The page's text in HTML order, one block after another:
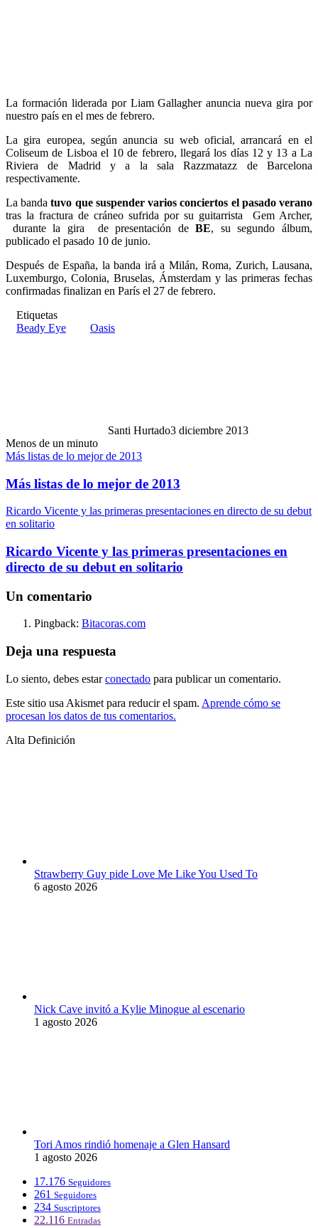
La formación liderada por Liam Gallagher anuncia nueva gira por
nuestro país en el mes de febrero.
La gira europea, según anuncia su web oficial, arrancará en el
Coliseum de Lisboa el 10 de febrero, llegará los días 12 y 13 a La
Riviera de Madrid y a la sala Razzmatazz de Barcelona
respectivamente.
La bandatuvo que suspender varios conciertos el pasado verano
tras la fractura de cráneo sufrida por su guitarrista Gem Archer,
durante la gira de presentación deBE, su segundo álbum,
publicado el pasado 10 de junio.
Después de España, la banda irá a Milán, Roma, Zurich, Lausana,
Luxemburgo, Colonia, Bruselas, Ámsterdam y las primeras fechas
confirmadas finalizan en París el 27 de febrero.
Etiquetas
Beady Eye
Oasis
Santi Hurtado3 diciembre 2013
Menos de un minuto
Más listas de lo mejor de 2013
Más listas de lo mejor de 2013
Ricardo Vicente y las primeras presentaciones en directo de su debut
en solitario
Ricardo Vicente y las primeras presentaciones en
directo de su debut en solitario
Un comentario
Pingback: Bitacoras.com
Deja una respuesta
Lo siento, debes estarconectado para publicar un comentario.
Este sitio usa Akismet para reducir el spam. Aprende cómo se
procesan los datos de tus comentarios.
Alta Definición
Strawberry Guy pide Love Me Like You Used To
6 agosto 2026
Nick Cave invitó a Kylie Minogue al escenario
1 agosto 2026
Tori Amos rindió homenaje a Glen Hansard
1 agosto 2026
17.176 Seguidores
261 Seguidores
234 Suscriptores
22.116 Entradas